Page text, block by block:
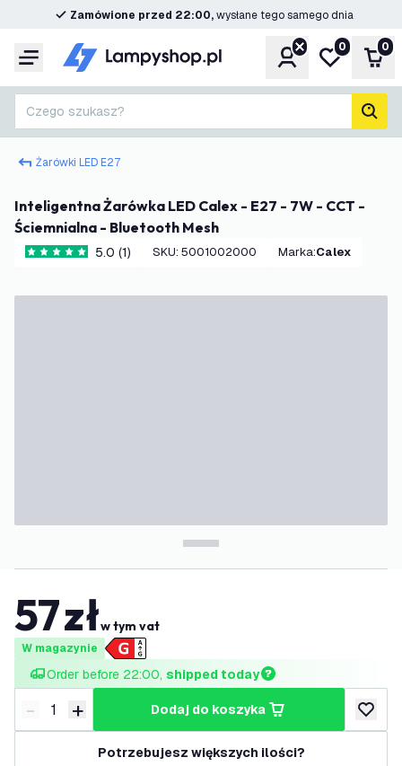
Zamówione przed 22:00,wysłane tego samego dnia
Menu KontoMoja lista
0 0
Czego szukasz?
Żarówki LED E27
Inteligentna Żarówka LED Calex - E27 - 7W - CCT -
Ściemnialna - Bluetooth Mesh
5 Gwiazdki oceny
5.0 (1) SKU: 5001002000 Marka: Calex
57złw tym vat
W magazynie
Order before 22:00, shipped today
Zmniejsz ilość
- Zwiększ ilość
+ dodaj do koszyka
dodaj
Potrzebujesz większych ilości?